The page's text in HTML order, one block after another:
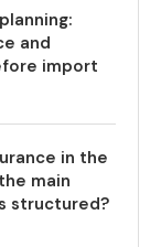
and
import
in the
main
structured?